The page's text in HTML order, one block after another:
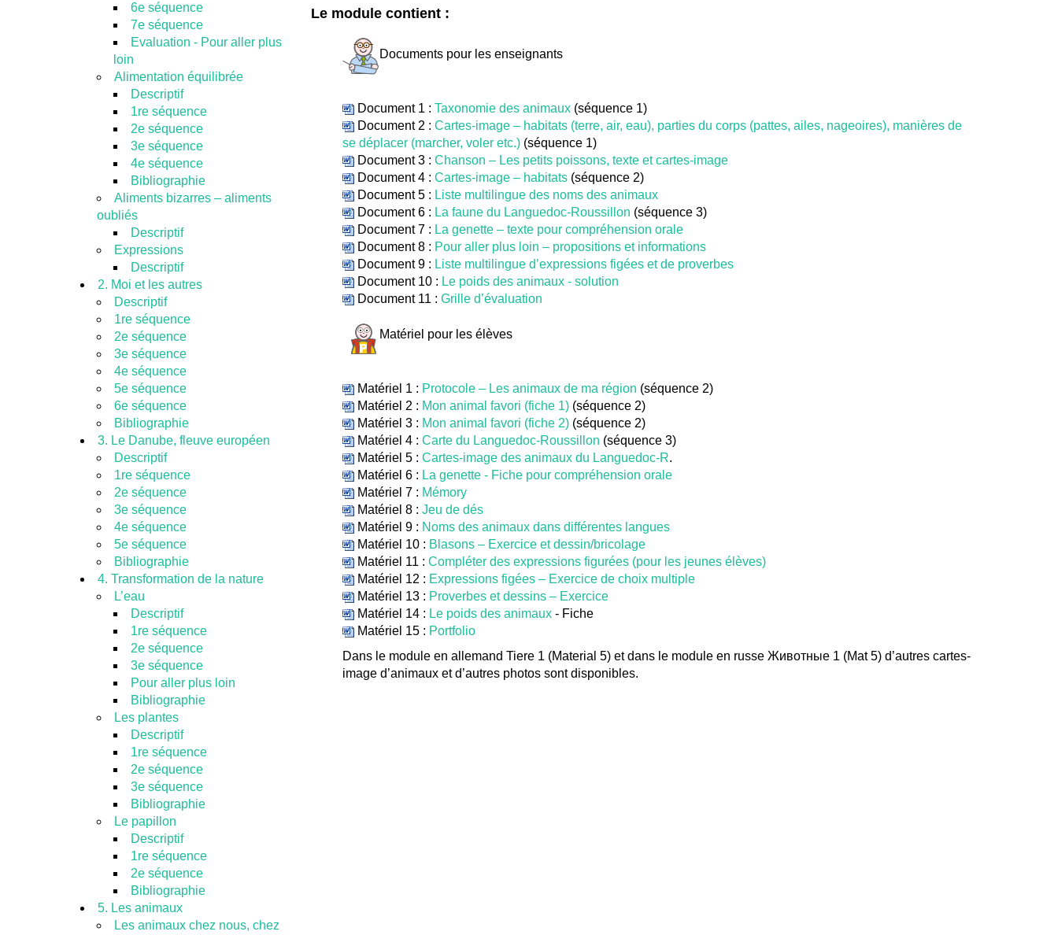
6e séquence
7e séquence
Evaluation - Pour aller plus
loin
Alimentation équilibrée
Descriptif
1re séquence
2e séquence
3e séquence
4e séquence
Bibliographie
Aliments bizarres – aliments
oubliés
Descriptif
Expressions
Descriptif
2. Moi et les autres
Descriptif
1re séquence
2e séquence
3e séquence
4e séquence
5e séquence
6e séquence
Bibliographie
3. Le Danube, fleuve européen
Descriptif
1re séquence
2e séquence
3e séquence
4e séquence
5e séquence
Bibliographie
4. Transformation de la nature
L’eau
Descriptif
1re séquence
2e séquence
3e séquence
Pour aller plus loin
Bibliographie
Les plantes
Descriptif
1re séquence
2e séquence
3e séquence
Bibliographie
Le papillon
Descriptif
1re séquence
2e séquence
Bibliographie
5. Les animaux
Les animaux chez nous, chez
Le module contient :
Documents pour les enseignants
Document 1 : Taxonomie des animaux(séquence 1)
Document 2 : Cartes-image – habitats (terre, air, eau), parties du corps (pattes, ailes, nageoires), manières de
se déplacer (marcher, voler etc.)(séquence 1)
Document 3 : Chanson – Les petits poissons, texte et cartes-image
Document 4 : Cartes-image – habitats(séquence 2)
Document 5 : Liste multilingue des noms des animaux
Document 6 : La faune du Languedoc-Roussillon (séquence 3)
Document 7 : La genette – texte pour compréhension orale
Document 8 : Pour aller plus loin – propositions et informations
Document 9 : Liste multilingue d’expressions figées et de proverbes
Document 10 : Le poids des animaux - solution
Document 11 : Grille d’évaluation
Matériel pour les élèves
Matériel 1 : Protocole – Les animaux de ma région (séquence 2)
Matériel 2 : Mon animal favori (fiche 1)(séquence 2)
Matériel 3 : Mon animal favori (fiche 2)(séquence 2)
Matériel 4 : Carte du Languedoc-Roussillon (séquence 3)
Matériel 5 : Cartes-image des animaux du Languedoc-R.
Matériel 6 : La genette - Fiche pour compréhension orale
Matériel 7 : Mémory
Matériel 8 : Jeu de dés
Matériel 9 : Noms des animaux dans différentes langues
Matériel 10 : Blasons – Exercice et dessin/bricolage
Matériel 11 : Compléter des expressions figurées (pour les jeunes élèves)
Matériel 12 : Expressions figées – Exercice de choix multiple
Matériel 13 : Proverbes et dessins – Exercice
Matériel 14 : Le poids des animaux- Fiche
Matériel 15 : Portfolio
Dans le module en allemand Tiere 1 (Material 5) et dans le module en russe Животные 1 (Mat 5) d’autres cartes-
image d’animaux et d’autres photos sont disponibles.